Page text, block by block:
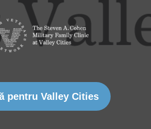
pentru Valley Cities